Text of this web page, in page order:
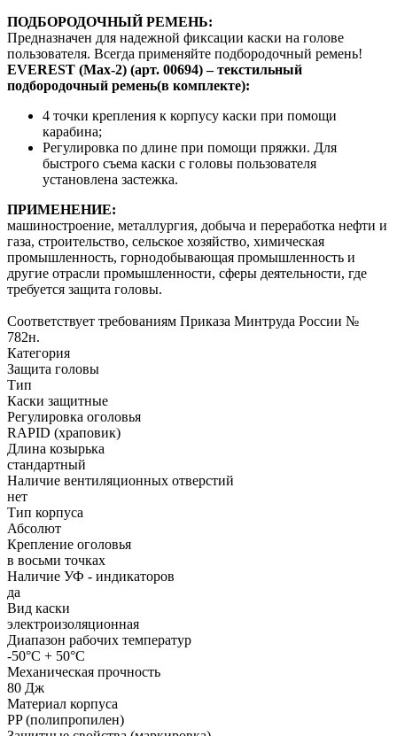
ПОДБОРОДОЧНЫЙ РЕМЕНЬ:
Предназначен для надежной фиксации каски на голове
пользователя. Всегда применяйте подбородочный ремень!
EVEREST (Max-2) (арт. 00694) – текстильный
подбородочный ремень(в комплекте):
4 точки крепления к корпусу каски при помощи
карабина;
Регулировка по длине при помощи пряжки. Для
быстрого съема каски с головы пользователя
установлена застежка.
ПРИМЕНЕНИЕ:
машиностроение, металлургия, добыча и переработка нефти и
газа, строительство, сельское хозяйство, химическая
промышленность, горнодобывающая промышленность и
другие отрасли промышленности, сферы деятельности, где
требуется защита головы.
Соответствует требованиям Приказа Минтруда России №
782н.
Категория
Защита головы
Тип
Каски защитные
Регулировка оголовья
RAPID (храповик)
Длина козырька
стандартный
Наличие вентиляционных отверстий
нет
Тип корпуса
Абсолют
Крепление оголовья
в восьми точках
Наличие УФ - индикаторов
да
Вид каски
электроизоляционная
Диапазон рабочих температур
-50°C + 50°C
Механическая прочность
80 Дж
Материал корпуса
PP (полипропилен)